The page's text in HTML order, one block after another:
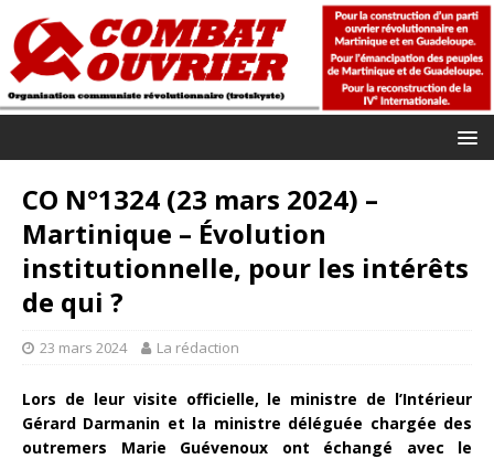
CO N°1324 (23 mars 2024) –
Martinique – Évolution
institutionnelle, pour les intérêts
de qui ?
23 mars 2024 La rédaction
Lors de leur visite officielle, le ministre de l’Intérieur
Gérard Darmanin et la ministre déléguée chargée des
outremers Marie Guévenoux ont échangé avec le